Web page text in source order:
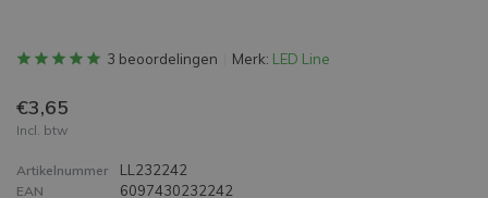
3 beoordelingen Merk: LED Line
€3,65
Incl. btw
Artikelnummer LL232242
EAN 6097430232242